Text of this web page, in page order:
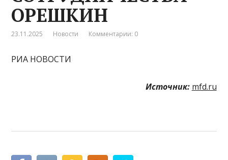
ОРЕШКИН
23.11.2025 Новости Комментарии: 0
РИА НОВОСТИ
Источник: mfd.ru